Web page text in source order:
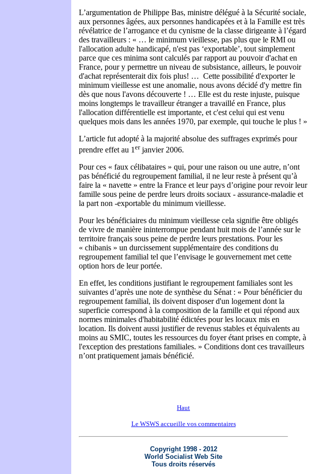
L’argumentation de Philippe Bas, ministre délégué à la Sécurité sociale,
aux personnes âgées, aux personnes handicapées et à la Famille est très
révélatrice de l’arrogance et du cynisme de la classe dirigeante à l’égard
des travailleurs : « … le minimum vieillesse, pas plus que le RMI ou
l'allocation adulte handicapé, n'est pas ‘exportable’, tout simplement
parce que ces minima sont calculés par rapport au pouvoir d'achat en
France, pour y permettre un niveau de subsistance, ailleurs, le pouvoir
d'achat représenterait dix fois plus! … Cette possibilité d'exporter le
minimum vieillesse est une anomalie, nous avons décidé d'y mettre fin
dès que nous l'avons découverte ! … Elle est du reste injuste, puisque
moins longtemps le travailleur étranger a travaillé en France, plus
l'allocation différentielle est importante, et c'est celui qui est venu
quelques mois dans les années 1970, par exemple, qui touche le plus ! »
L’article fut adopté à la majorité absolue des suffrages exprimés pour
prendre effet au 1 erjanvier 2006.
Pour ces « faux célibataires » qui, pour une raison ou une autre, n’ont
pas bénéficié du regroupement familial, il ne leur reste à présent qu’à
faire la « navette » entre la France et leur pays d’origine pour revoir leur
famille sous peine de perdre leurs droits sociaux - assurance-maladie et
la part non -exportable du minimum vieillesse.
Pour les bénéficiaires du minimum vieillesse cela signifie être obligés
de vivre de manière ininterrompue pendant huit mois de l’année sur le
territoire français sous peine de perdre leurs prestations. Pour les
« chibanis » un durcissement supplémentaire des conditions du
regroupement familial tel que l’envisage le gouvernement met cette
option hors de leur portée.
En effet, les conditions justifiant le regroupement familiales sont les
suivantes d’après une note de synthèse du Sénat : « Pour bénéficier du
regroupement familial, ils doivent disposer d'un logement dont la
superficie correspond à la composition de la famille et qui répond aux
normes minimales d'habitabilité édictées pour les locaux mis en
location. Ils doivent aussi justifier de revenus stables et équivalents au
moins au SMIC, toutes les ressources du foyer étant prises en compte, à
l'exception des prestations familiales. » Conditions dont ces travailleurs
n’ont pratiquement jamais bénéficié.
Haut
Le WSWS accueille vos commentaires
Copyright 1998 - 2012
World Socialist Web Site
Tous droits réservés